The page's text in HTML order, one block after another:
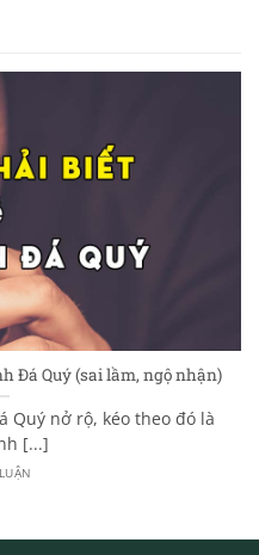
Đá Quý (sai lầm, ngộ nhận)
Quý nở rộ, kéo theo đó là
[...]